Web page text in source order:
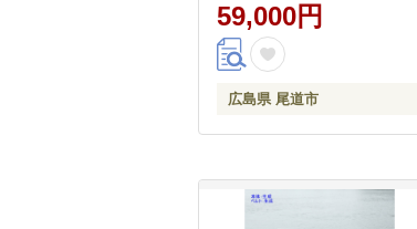
道市】
59,000円
広島県 尾道市